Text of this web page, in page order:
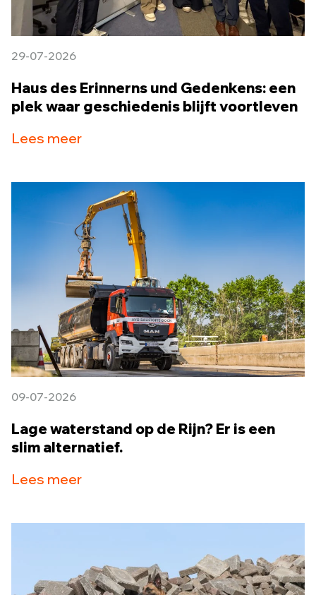
29-07-2026
Haus des Erinnerns und Gedenkens: een
plek waar geschiedenis blijft voortleven
Lees meer
09-07-2026
Lage waterstand op de Rijn? Er is een
slim alternatief.
Lees meer